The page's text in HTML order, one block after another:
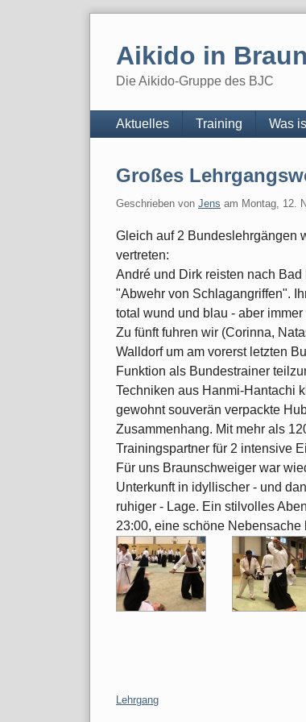
Aikido in
Die Aikido-Gruppe des BJC
Navigation
Aktuelles Training Was
Großes
Geschrieben von Jens am Montag, 12.
Gleich auf 2 Bundeslehrgängen
vertreten:
André und Dirk reisten nach
"Abwehr von Schlagangriffen".
total wund und blau - aber immer
Zu fünft fuhren wir (Corinna,
Walldorf um am vorerst letzten
Funktion als Bundestrainer
Techniken aus Hanmi-Hantachi
gewohnt souverän verpackte
Zusammenhang. Mit mehr als
Trainingspartner für 2 intensive
Für uns Braunschweiger war
Unterkunft in idyllischer - und
ruhiger - Lage. Ein stilvolles
23:00, eine schöne Nebensache
Kategorien:
Lehrgang